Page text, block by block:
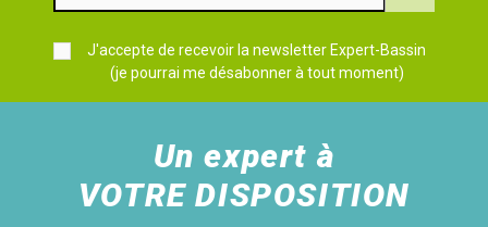
J'accepte de recevoir la newsletter Expert-Bassin
(je pourrai me désabonner à tout moment)
Un expert à
VOTRE DISPOSITION